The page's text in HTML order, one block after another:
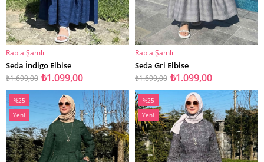
SEPETE EKLE
Rabia Şamlı
Seda İndigo Elbise
₺1.099,00
₺1.699,00
SEPETE EKLE
Rabia Şamlı
Seda Gri Elbise
₺1.099,00
₺1.699,00
%25
İndirim
%25İndirim
Yeni
Ürün
%25
İndirim
%25İndirim
Yeni
Ürün